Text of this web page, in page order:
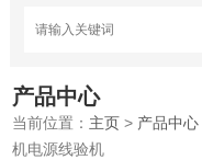
产品中心
当前位置： 主页 > 产品中心
机电源线验机